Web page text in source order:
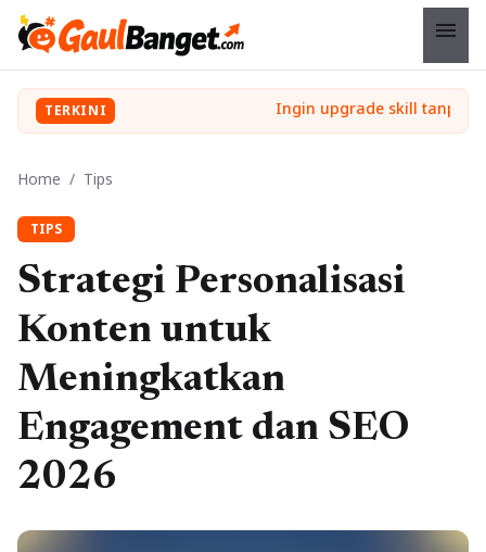
menu
TERKINI
Home / Tips
TIPS
Strategi Personalisasi
Konten untuk
Meningkatkan
Engagement dan SEO
2026